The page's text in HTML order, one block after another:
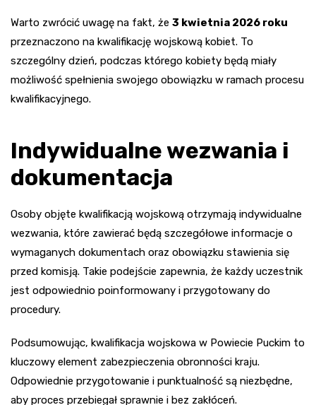
Warto zwrócić uwagę na fakt, że 3 kwietnia 2026 roku
przeznaczono na kwalifikację wojskową kobiet. To
szczególny dzień, podczas którego kobiety będą miały
możliwość spełnienia swojego obowiązku w ramach procesu
kwalifikacyjnego.
Indywidualne wezwania i
dokumentacja
Osoby objęte kwalifikacją wojskową otrzymają indywidualne
wezwania, które zawierać będą szczegółowe informacje o
wymaganych dokumentach oraz obowiązku stawienia się
przed komisją. Takie podejście zapewnia, że każdy uczestnik
jest odpowiednio poinformowany i przygotowany do
procedury.
Podsumowując, kwalifikacja wojskowa w Powiecie Puckim to
kluczowy element zabezpieczenia obronności kraju.
Odpowiednie przygotowanie i punktualność są niezbędne,
aby proces przebiegał sprawnie i bez zakłóceń.